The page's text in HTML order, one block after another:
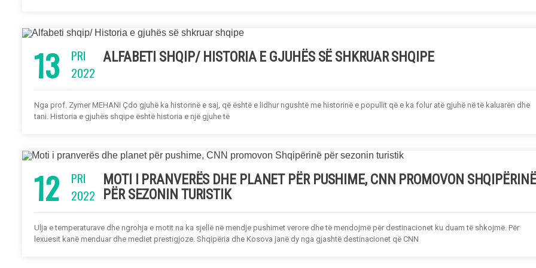
13
PRI
2022
ALFABETI SHQIP/ HISTORIA E GJUHËS SË SHKRUAR SHQIPE
Nga prof. Zymer MEHANI Çdo gjuhë ka historinë e saj, që është e lidhur ngushtë me historinë e popullit që e ka folur atë gjuhë në të kaluarën dhe
tani. Historia e gjuhës shqipe është historia e një gjuhe të
12
PRI
2022
MOTI I PRANVERËS DHE PLANET PËR PUSHIME, CNN PROMOVON SHQIPËRINË
PËR SEZONIN TURISTIK
Ulja e temperaturave dhe ngrohja e motit na ka sjellë në mendje pushimet verore dhe të mendojmë për destinacionet ku duam të shkojmë. Për
lexuesit kanë menduar dhe mediet prestigjoze. Shqipëria dhe Kosova janë dy nga gjashtë destinacionet që CNN